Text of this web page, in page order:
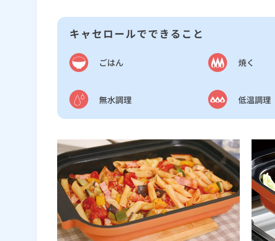
キャセロールでできること
ごはん 焼く
無水調理 低温調理